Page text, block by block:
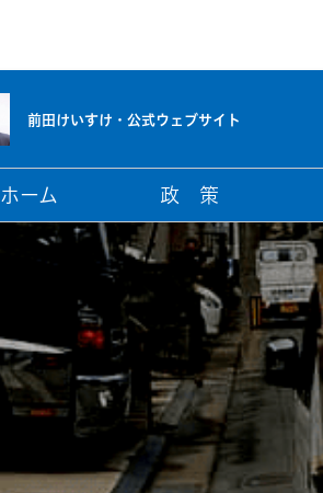
前田けいすけ・ 公式ウェブサイト
ホーム 政 策